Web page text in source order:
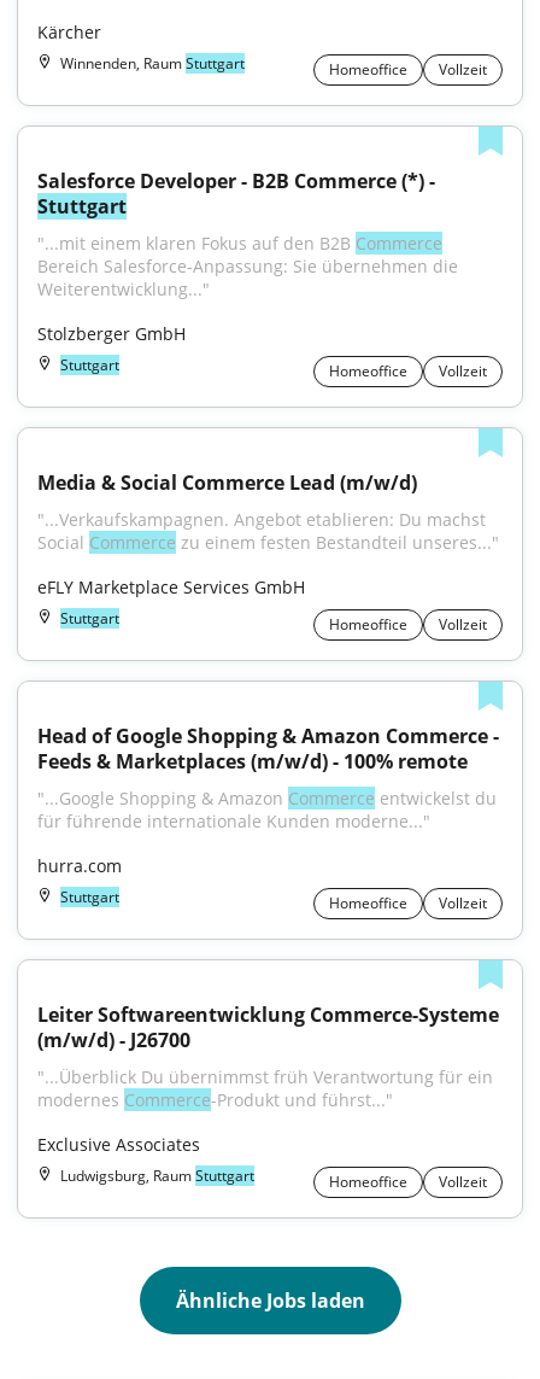
Kärcher
Winnenden, RaumStuttgart Homeoffice Vollzeit
Stuttgart
"...mit einem klaren Fokus auf den B2B Commerce
Bereich Salesforce-Anpassung: Sie übernehmen die
Weiterentwicklung..."
Stolzberger GmbH
Stuttgart Homeoffice Vollzeit
Media & Social Commerce Lead (m/w/d)
"...Verkaufskampagnen. Angebot etablieren: Du machst
Social Commerce zu einem festen Bestandteil unseres..."
eFLY Marketplace Services GmbH
Stuttgart Homeoffice Vollzeit
Head of Google Shopping & Amazon Commerce -
Feeds & Marketplaces (m/w/d) - 100% remote
"...Google Shopping & Amazon Commerce entwickelst du
für führende internationale Kunden moderne..."
hurra.com
Stuttgart Homeoffice Vollzeit
Leiter Softwareentwicklung Commerce-Systeme
(m/w/d) - J26700
"...Überblick Du übernimmst früh Verantwortung für ein
modernes Commerce-Produkt und führst..."
Exclusive Associates
Ludwigsburg, RaumStuttgart Homeoffice Vollzeit
Ähnliche Jobs laden